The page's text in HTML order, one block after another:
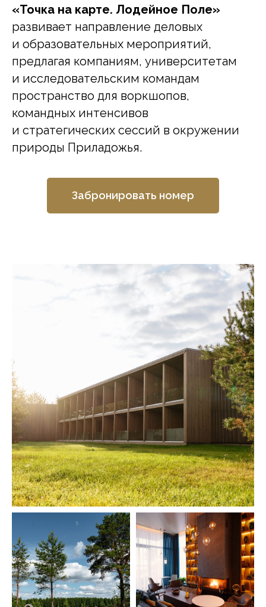
«Точка на карте. Лодейное Поле»
развивает направление деловых
и образовательных мероприятий,
предлагая компаниям, университетам
и исследовательским командам
пространство для воркшопов,
командных интенсивов
и стратегических сессий в окружении
природы Приладожья.
Забронировать номер